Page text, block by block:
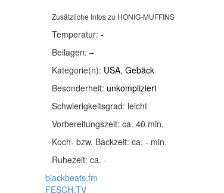
Zusätzliche Infos zu HONIG-MUFFINS
Temperatur: -
Beilagen: –
Kategorie(n): USA, Gebäck
Besonderheit: unkompliziert
Schwierigkeitsgrad: leicht
Vorbereitungszeit: ca. 40 min.
Koch- bzw. Backzeit: ca. - min.
Ruhezeit: ca. -
blackbeats.fm
FESCH.TV